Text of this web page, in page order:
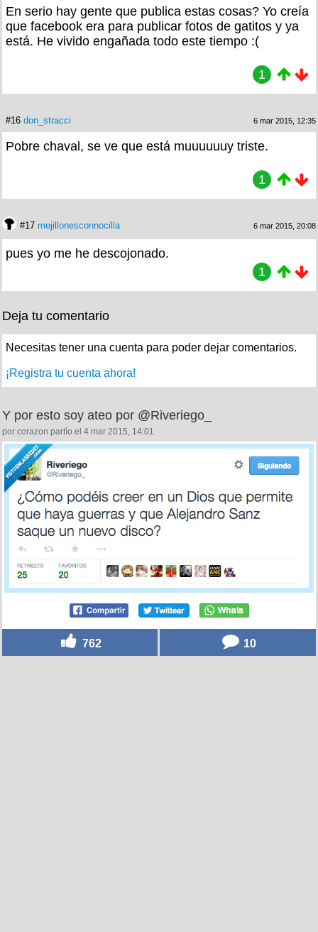
En serio hay gente que publica estas cosas? Yo creía
que facebook era para publicar fotos de gatitos y ya
está. He vivido engañada todo este tiempo :(
1
#16 don_stracci 6 mar 2015, 12:35
Pobre chaval, se ve que está muuuuuuy triste.
1
#17 mejillonesconnocilla 6 mar 2015, 20:08
pues yo me he descojonado.
1
Deja tu comentario
Necesitas tener una cuenta para poder dejar comentarios.
¡Registra tu cuenta ahora!
Y por esto soy ateo por @Riveriego_
por corazon partío el 4 mar 2015, 14:01
762 10